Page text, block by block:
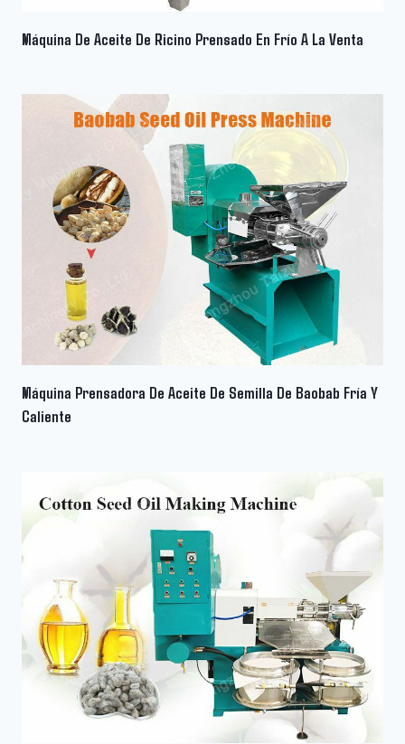
Máquina De Aceite De Ricino Prensado En Frío A La Venta
Máquina Prensadora De Aceite De Semilla De Baobab Fría Y
Caliente